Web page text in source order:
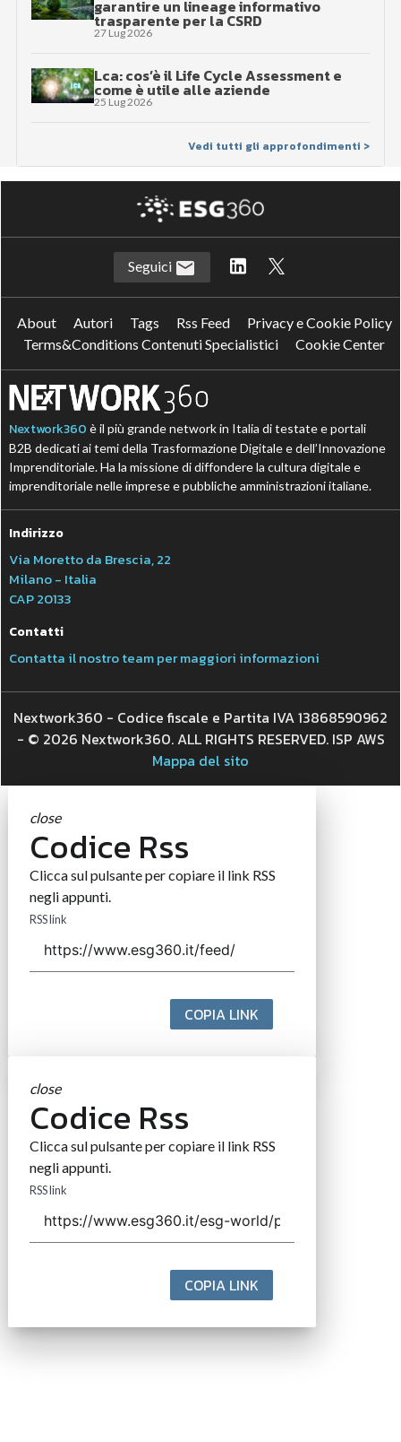
garantire un lineage informativo
trasparente per la CSRD
27 Lug 2026
Lca: cos’è il Life Cycle Assessment e
come è utile alle aziende
25 Lug 2026
Vedi tutti gli approfondimenti >
Seguici
About Autori Tags Rss Feed
Privacy e Cookie Policy
Terms&Conditions Contenuti Specialistici
Cookie Center
Nextwork360 è il più grande network in Italia di testate e portali
B2B dedicati ai temi della Trasformazione Digitale e dell’Innovazione
Imprenditoriale. Ha la missione di diffondere la cultura digitale e
imprenditoriale nelle imprese e pubbliche amministrazioni italiane.
Indirizzo
Via Moretto da Brescia, 22
Milano - Italia
CAP 20133
Contatti
Contatta il nostro team per maggiori informazioni
Nextwork360 - Codice fiscale e Partita IVA 13868590962
- © 2026 Nextwork360. ALL RIGHTS RESERVED. ISP AWS
Mappa del sito
close
Codice Rss
Clicca sul pulsante per copiare il link RSS
negli appunti.
RSS link
COPIA LINK
close
Codice Rss
Clicca sul pulsante per copiare il link RSS
negli appunti.
RSS link
COPIA LINK